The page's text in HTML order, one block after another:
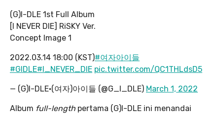
(G)I-DLE 1st Full Album
[I NEVER DIE] RiSKY Ver.
Concept Image 1
2022.03.14 18:00 (KST)#여자아이들
#GIDLE#I_NEVER_DIE pic.twitter.com/QC1THLdsD5
— (G)I-DLE·(여자)아이들 (@G_I_DLE) March 1, 2022
Album full-length pertama (G)I-DLE ini menandai